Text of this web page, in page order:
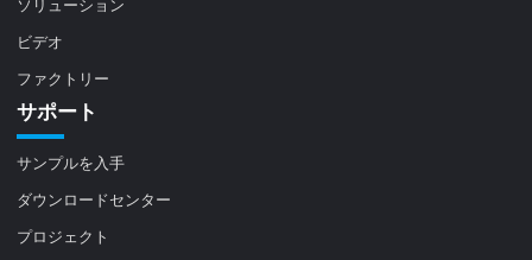
ソリューション
ビデオ
ファクトリー
サポート
サンプルを入手
ダウンロードセンター
プロジェクト